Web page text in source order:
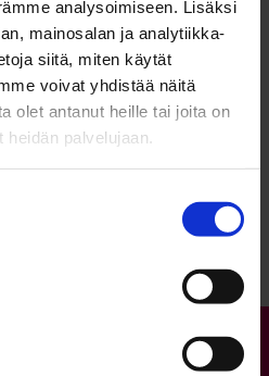
analysoimiseen. Lisäksi
mainosalan ja analytiikka-
siitä, miten käytät
voivat yhdistää näitä
olet antanut heille tai joita on
palvelujaan.